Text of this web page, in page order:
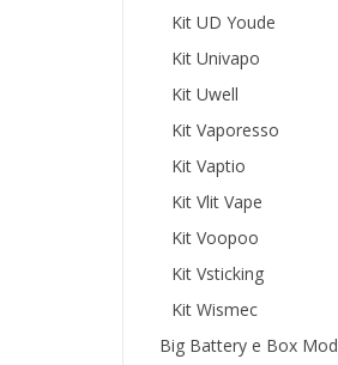
Kit UD Youde
Kit Univapo
Kit Uwell
Kit Vaporesso
Kit Vaptio
Kit Vlit Vape
Kit Voopoo
Kit Vsticking
Kit Wismec
Big Battery e Box Mod